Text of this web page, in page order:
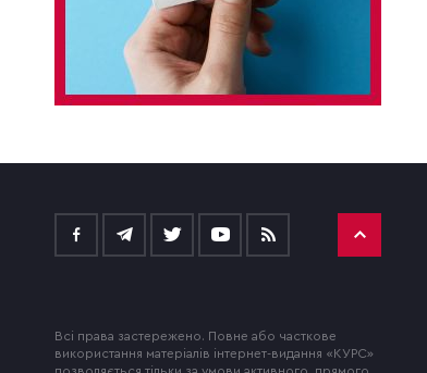
Всі права застережено. Повне або часткове
використання матеріалів інтернет-видання «КУРС»
дозволяється тільки за умови активного, прямого,